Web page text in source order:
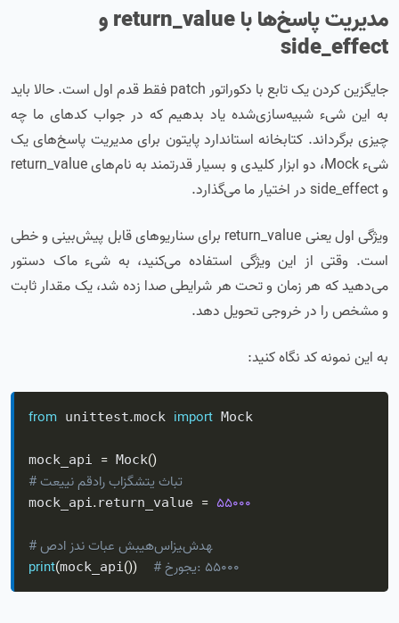
مدیریت پاسخ‌ها با return_value و
side_effect
جایگزین کردن یک تابع با دکوراتور patch فقط قدم اول است. حالا باید
به این شیء شبیه‌سازی‌شده یاد بدهیم که در جواب کدهای ما چه
چیزی برگرداند. کتابخانه استاندارد پایتون برای مدیریت پاسخ‌های یک
شیء Mock، دو ابزار کلیدی و بسیار قدرتمند به نام‌های return_value
و side_effect در اختیار ما می‌گذارد.
ویژگی اول یعنی return_value برای سناریوهای قابل پیش‌بینی و خطی
است. وقتی از این ویژگی استفاده می‌کنید، به شیء ماک دستور
می‌دهید که هر زمان و تحت هر شرایطی صدا زده شد، یک مقدار ثابت
و مشخص را در خروجی تحویل دهد.
به این نمونه کد نگاه کنید:
from unittest.mock import Mock
mock_api = Mock()
# تعیین مقدار بازگشتی ثابت
mock_api.return_value = 55000
# صدا زدن تابع شبیه‌سازی‌شده
print(mock_api()) # خروجی: 55000